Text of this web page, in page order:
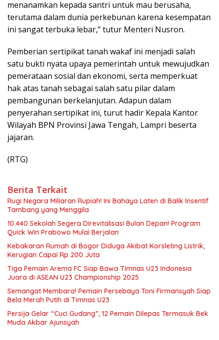
menanamkan kepada santri untuk mau berusaha,
terutama dalam dunia perkebunan karena kesempatan
ini sangat terbuka lebar,” tutur Menteri Nusron.
Pemberian sertipikat tanah wakaf ini menjadi salah
satu bukti nyata upaya pemerintah untuk mewujudkan
pemerataan sosial dan ekonomi, serta memperkuat
hak atas tanah sebagai salah satu pilar dalam
pembangunan berkelanjutan. Adapun dalam
penyerahan sertipikat ini, turut hadir Kepala Kantor
Wilayah BPN Provinsi Jawa Tengah, Lampri beserta
jajaran.
(RTG)
Berita Terkait
Rugi Negara Miliaran Rupiah! Ini Bahaya Laten di Balik Insentif
Tambang yang Menggila
10.440 Sekolah Segera Direvitalisasi Bulan Depan! Program
Quick Win Prabowo Mulai Berjalan
Kebakaran Rumah di Bogor Diduga Akibat Korsleting Listrik,
Kerugian Capai Rp 200 Juta
Tiga Pemain Arema FC Siap Bawa Timnas U23 Indonesia
Juara di ASEAN U23 Championship 2025
Semangat Membara! Pemain Persebaya Toni Firmansyah Siap
Bela Merah Putih di Timnas U23
Persija Gelar “Cuci Gudang”, 12 Pemain Dilepas Termasuk Bek
Muda Akbar Ajunsyah